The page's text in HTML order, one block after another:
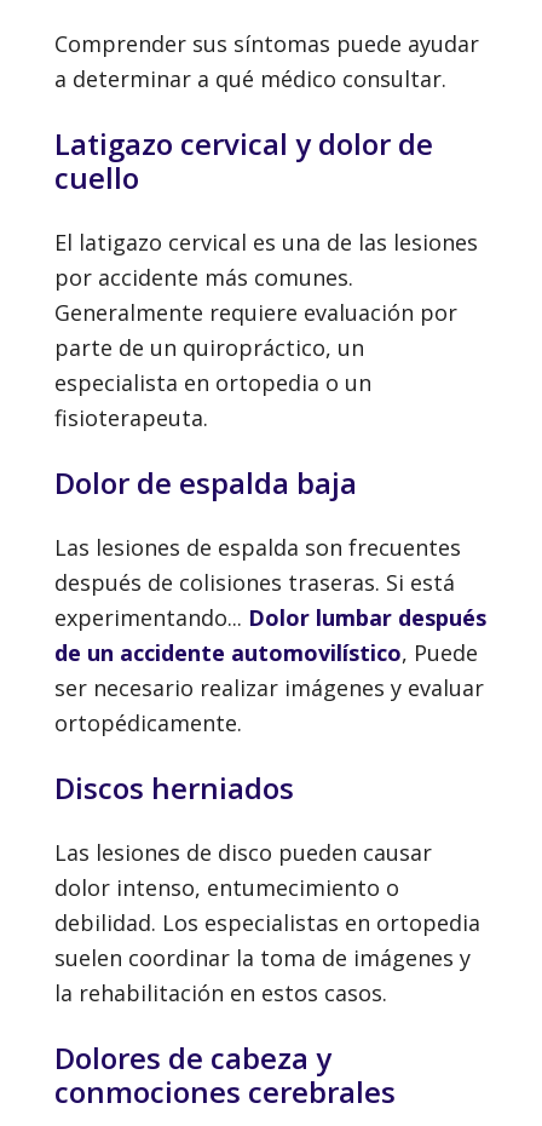
Comprender sus síntomas puede ayudar
a determinar a qué médico consultar.
Latigazo cervical y dolor de
cuello
El latigazo cervical es una de las lesiones
por accidente más comunes.
Generalmente requiere evaluación por
parte de un quiropráctico, un
especialista en ortopedia o un
fisioterapeuta.
Dolor de espalda baja
Las lesiones de espalda son frecuentes
después de colisiones traseras. Si está
experimentando... Dolor lumbar después
de un accidente automovilístico, Puede
ser necesario realizar imágenes y evaluar
ortopédicamente.
Discos herniados
Las lesiones de disco pueden causar
dolor intenso, entumecimiento o
debilidad. Los especialistas en ortopedia
suelen coordinar la toma de imágenes y
la rehabilitación en estos casos.
Dolores de cabeza y
conmociones cerebrales